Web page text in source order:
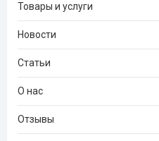
Товары и услуги
Новости
Статьи
О нас
Отзывы